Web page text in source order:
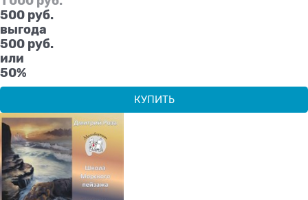
500 руб.
выгода
500 руб.
или
50%
КУПИТЬ